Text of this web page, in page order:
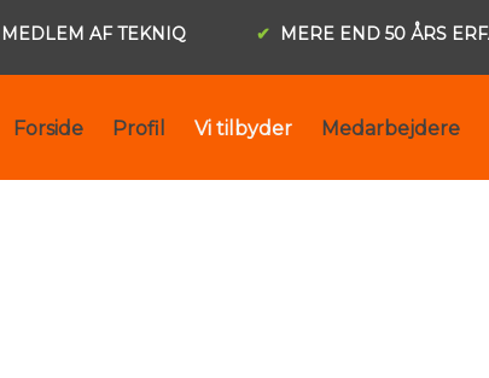
MEDLEM AF TEKNIQ​ ✔ MERE END 50 ÅRS
Forside Profil Vi tilbyder Medarbejdere